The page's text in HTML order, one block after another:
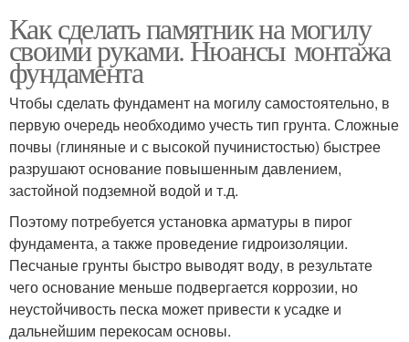
Как сделать памятник на могилу
своими руками. Нюансы монтажа
фундамента
Чтобы сделать фундамент на могилу самостоятельно, в
первую очередь необходимо учесть тип грунта. Сложные
почвы (глиняные и с высокой пучинистостью) быстрее
разрушают основание повышенным давлением,
застойной подземной водой и т.д.
Поэтому потребуется установка арматуры в пирог
фундамента, а также проведение гидроизоляции.
Песчаные грунты быстро выводят воду, в результате
чего основание меньше подвергается коррозии, но
неустойчивость песка может привести к усадке и
дальнейшим перекосам основы.